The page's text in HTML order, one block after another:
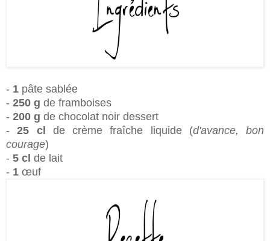
- 1 pâte sablée
- 250 g de framboises
- 200 g de chocolat noir dessert
-25 cl de crème fraîche liquide (d'avance, bon
courage)
- 5 cl de lait
- 1 œuf